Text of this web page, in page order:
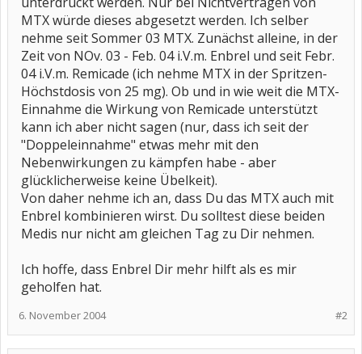
MTX würde dieses abgesetzt werden. Ich selber
nehme seit Sommer 03 MTX. Zunächst alleine, in der
Zeit von NOv. 03 - Feb. 04 i.V.m. Enbrel und seit Febr.
04 i.V.m. Remicade (ich nehme MTX in der Spritzen-
Höchstdosis von 25 mg). Ob und in wie weit die MTX-
Einnahme die Wirkung von Remicade unterstützt
kann ich aber nicht sagen (nur, dass ich seit der
"Doppeleinnahme" etwas mehr mit den
Nebenwirkungen zu kämpfen habe - aber
glücklicherweise keine Übelkeit).
Von daher nehme ich an, dass Du das MTX auch mit
Enbrel kombinieren wirst. Du solltest diese beiden
Medis nur nicht am gleichen Tag zu Dir nehmen.
Ich hoffe, dass Enbrel Dir mehr hilft als es mir
geholfen hat.
#2
6. November 2004